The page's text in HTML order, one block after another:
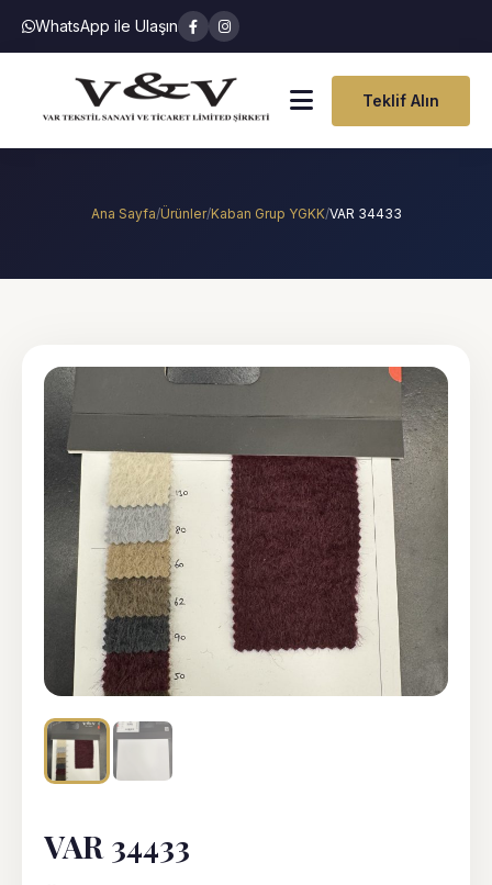
WhatsApp ile Ulaşın
Teklif Alın
Ana Sayfa/Ürünler/Kaban Grup YGKK/VAR 34433
VAR 34433